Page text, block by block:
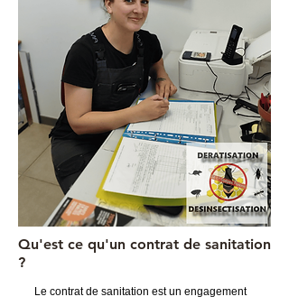
Qu'est ce qu'un contrat de sanitation
?
Le contrat de sanitation est un engagement